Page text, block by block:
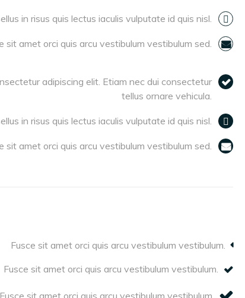
in risus quis lectus iaculis vulputate id quis nisl.
sit amet orci quis arcu vestibulum vestibulum sed.
adipiscing elit. Etiam nec dui consectetur
tellus ornare vehicula.
in risus quis lectus iaculis vulputate id quis nisl.
sit amet orci quis arcu vestibulum vestibulum sed.
Fusce sit amet orci quis arcu vestibulum vestibulum.
Fusce sit amet orci quis arcu vestibulum vestibulum.
Fusce sit amet orci quis arcu vestibulum vestibulum.